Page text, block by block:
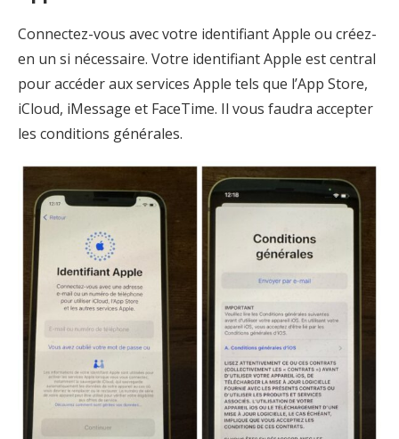
Connectez-vous avec votre identifiant Apple ou créez-
en un si nécessaire. Votre identifiant Apple est central
pour accéder aux services Apple tels que l’App Store,
iCloud, iMessage et FaceTime. Il vous faudra accepter
les conditions générales.